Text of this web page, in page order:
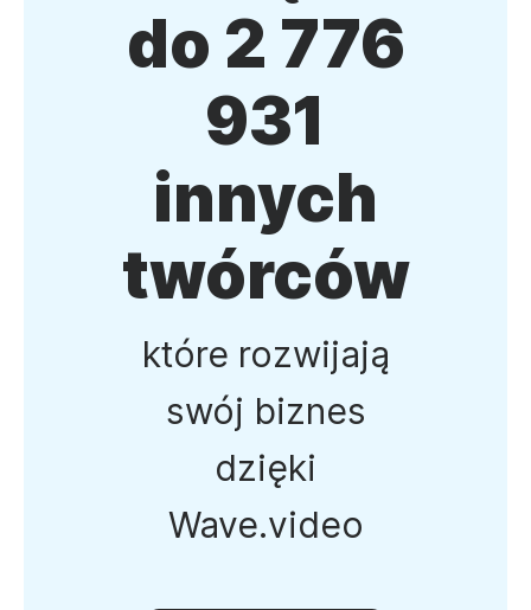
do 2 776
931
innych
twórców
które rozwijają
swój biznes
dzięki
Wave.video